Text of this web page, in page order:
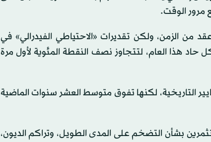
مرور الوقت.
من الزمن، ولكن تقديرات «الاحتياطي الفيدرالي» في
لمدة 10 سنوات قد ارتفعت بشكل حاد هذا العام، لتتجاوز نصف النقطة المئوية لأول مرة
مفرطة وفقاً للمعايير التاريخية، لكنها تفوق متوسط العشر سنوات الماضية
بشأن التضخم على المدى الطويل، وتراكم الديون،